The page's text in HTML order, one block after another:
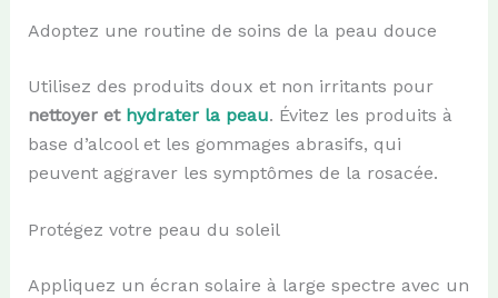
Adoptez une routine de soins de la peau douce
Utilisez des produits doux et non irritants pour
nettoyer et hydrater la peau. Évitez les produits à
base d’alcool et les gommages abrasifs, qui
peuvent aggraver les symptômes de la rosacée.
Protégez votre peau du soleil
Appliquez un écran solaire à large spectre avec un